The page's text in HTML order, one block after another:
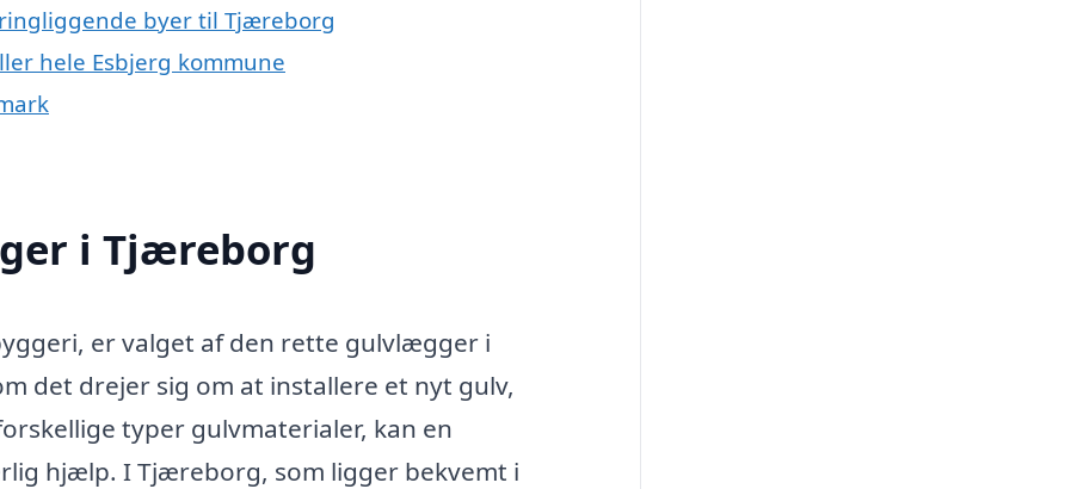
byer til Tjæreborg
hele Esbjerg kommune
i Tjæreborg
er valget af den rette gulvlægger i
det drejer sig om at installere et nyt gulv,
typer gulvmaterialer, kan en
hjælp. I Tjæreborg, som ligger bekvemt i